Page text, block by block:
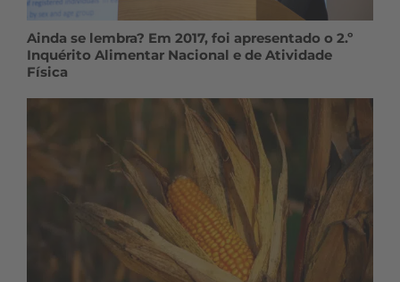
Ainda se lembra? Em 2017, foi apresentado o 2.º
Inquérito Alimentar Nacional e de Atividade
Física